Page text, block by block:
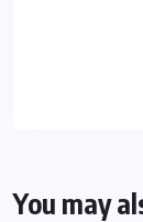
You may